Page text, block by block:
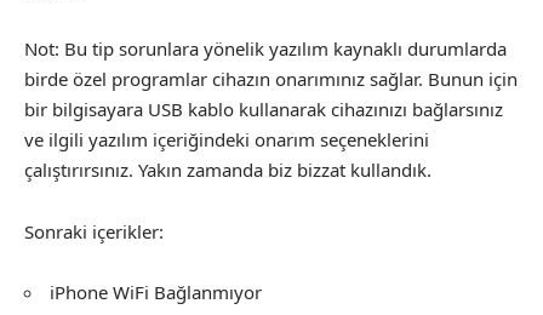
Not: Bu tip sorunlara yönelik yazılım kaynaklı durumlarda
birde özel programlar cihazın onarımınız sağlar. Bunun için
bir bilgisayara USB kablo kullanarak cihazınızı bağlarsınız
ve ilgili yazılım içeriğindeki onarım seçeneklerini
çalıştırırsınız. Yakın zamanda biz bizzat kullandık.
Sonraki içerikler:
iPhone WiFi Bağlanmıyor